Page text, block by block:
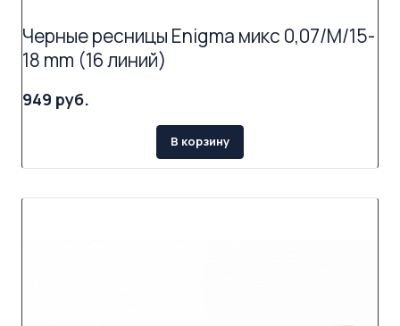
Черные ресницы Enigma микс 0,07/M/15-
18 mm (16 линий)
949 руб.
В корзину